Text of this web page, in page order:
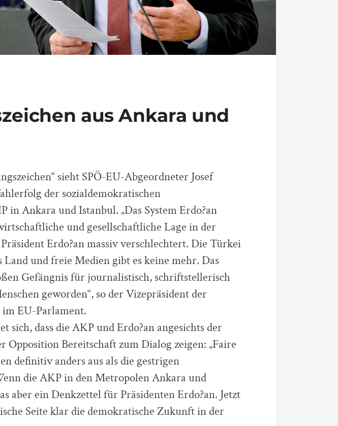
aus Ankara und
sieht SPÖ-EU-Abgeordneter Josef
der sozialdemokratischen
in Ankara und Istanbul. „Das System Erdo?an
und gesellschaftliche Lage in der
Erdo?an massiv verschlechtert. Die Türkei
Land und freie Medien gibt es keine mehr. Das
Gefängnis für journalistisch, schriftstellerisch
geworden“, so der Vizepräsident der
EU-Parlament.
sich, dass die AKP und Erdo?an angesichts der
Opposition Bereitschaft zum Dialog zeigen: „Faire
definitiv anders aus als die gestrigen
die AKP in den Metropolen Ankara und
aber ein Denkzettel für Präsidenten Erdo?an. Jetzt
Seite klar die demokratische Zukunft in der